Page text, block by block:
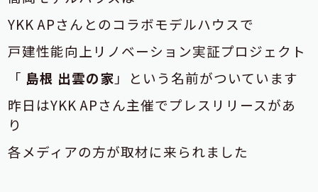
YKK APさんとのコラボモデルハウスで
戸建性能向上リノベーション実証プロジェクト
「 島根 出雲の家 」という名前がついています
昨日はYKK APさん主催でプレスリリースがあ
り
各メディアの方が取材に来られました